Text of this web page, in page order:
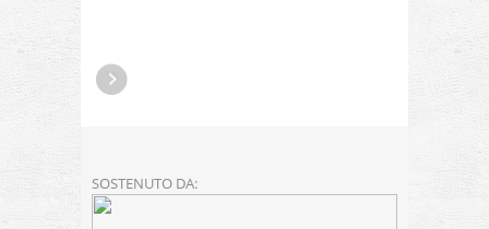
SOSTENUTO DA: